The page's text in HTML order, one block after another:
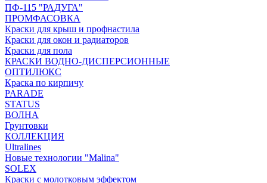
ПФ-115 "РАДУГА"
ПРОМФАСОВКА
Краски для крыш и профнастила
Краски для окон и радиаторов
Краски для пола
КРАСКИ ВОДНО-ДИСПЕРСИОННЫЕ
ОПТИЛЮКС
Краска по кирпичу
PARADE
STATUS
ВОЛНА
Грунтовки
КОЛЛЕКЦИЯ
Ultralines
Новые технологии "Malina"
SOLEX
Краски с молотковым эффектом